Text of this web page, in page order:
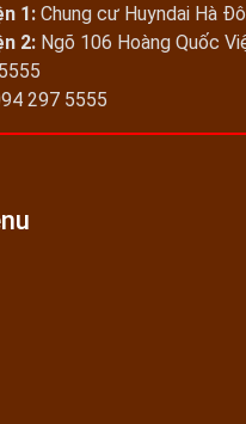
1: Chung cư Huyndai Hà
2: Ngõ 106 Hoàng Quốc
297 5555